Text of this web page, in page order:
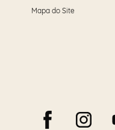
Mapa do Site